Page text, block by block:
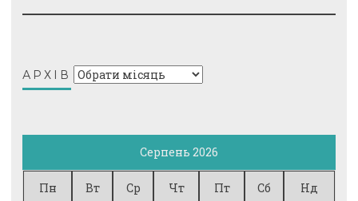
АРХІВ Архів
Серпень 2026
Пн Вт Ср Чт Пт Сб Нд